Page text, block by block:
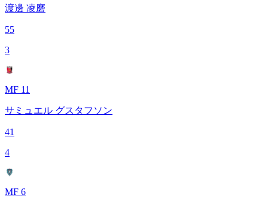
渡邊 凌磨
55
3
MF 11
サミュエル グスタフソン
41
4
MF 6